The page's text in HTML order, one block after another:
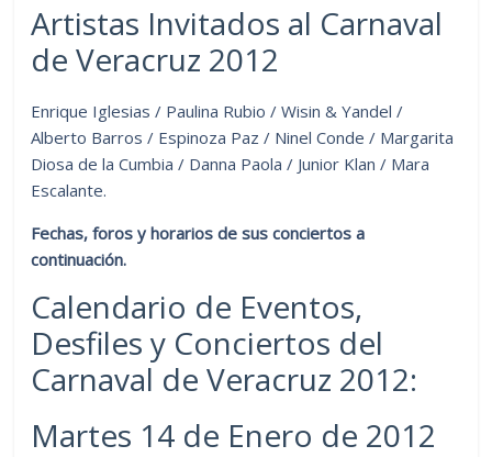
Artistas Invitados al Carnaval
de Veracruz 2012
Enrique Iglesias / Paulina Rubio / Wisin & Yandel /
Alberto Barros / Espinoza Paz / Ninel Conde / Margarita
Diosa de la Cumbia / Danna Paola / Junior Klan / Mara
Escalante.
Fechas, foros y horarios de sus conciertos a
continuación.
Calendario de Eventos,
Desfiles y Conciertos del
Carnaval de Veracruz 2012:
Martes 14 de Enero de 2012